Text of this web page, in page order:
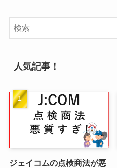
人気記事！
ジェイコムの点検商法が悪